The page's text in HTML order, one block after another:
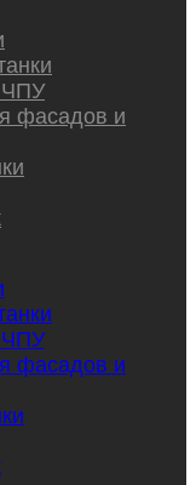
ЧПУ
фасадов и
ЧПУ
фасадов и